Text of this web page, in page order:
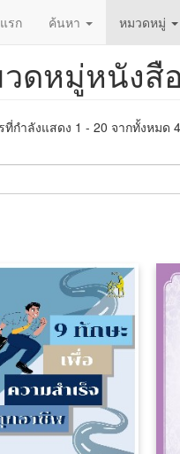
รก ค้นหา หมวดหมู่
ดหมู่หนังสื
ที่กำลังแสดง 1 - 20 จากทั้งหมด